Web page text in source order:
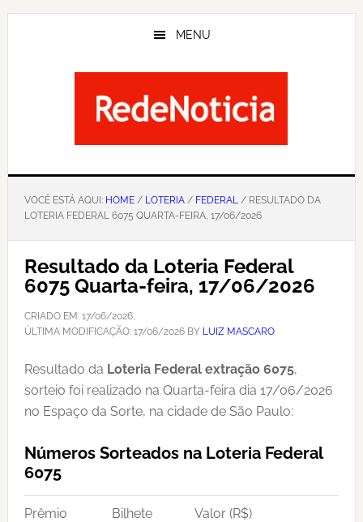
Skip
MENU
VOCÊ ESTÁ AQUI: HOME/ LOTERIA/ FEDERAL/ RESULTADO DA
LOTERIA FEDERAL 6075 QUARTA-FEIRA, 17/06/2026
Resultado da Loteria Federal
6075 Quarta-feira, 17/06/2026
CRIADO EM: 17/06/2026,
ÚLTIMA MODIFICAÇÃO: 17/06/2026BY LUIZ MASCARO
Resultado da Loteria Federal extração 6075,
sorteio foi realizado na Quarta-feira dia 17/06/2026
no Espaço da Sorte, na cidade de São Paulo:
Números Sorteados na Loteria Federal
6075
Prêmio Bilhete Valor (R$)